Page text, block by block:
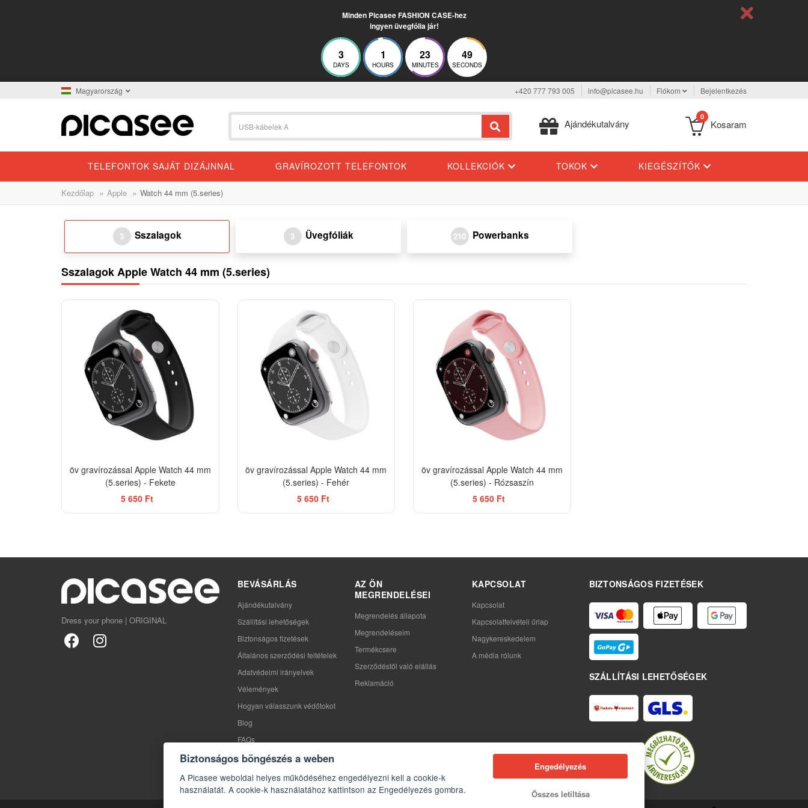
Minden Picasee FASHION CASE-hez
ingyen üvegfólia jár!
3
DAYS
1
HOURS
23
MINUTES
49
SECONDS
Magyarország +420 777 793 005 info@picasee.hu Fiókom Bejelentkezés
Ajándékutalvány
0
Kosaram
TELEFONTOK SAJÁT DIZÁJNNAL GRAVÍROZOTT TELEFONTOK KOLLEKCIÓK TOKOK KIEGÉSZÍTŐK
Kezdőlap » Apple » Watch 44 mm (5.series)
3 Sszalagok 3 Üvegfóliák 210 Powerbanks
Sszalagok Apple Watch 44 mm (5.series)
öv gravírozással Apple Watch 44 mm
(5.series) - Fekete
5 650 Ft
öv gravírozással Apple Watch 44 mm
(5.series) - Fehér
5 650 Ft
öv gravírozással Apple Watch 44 mm
(5.series) - Rózsaszín
5 650 Ft
Dress your phone | ORIGINAL
BIZTONSÁGOS FIZETÉSEK
SZÁLLÍTÁSI LEHETŐSÉGEK
BEVÁSÁRLÁS
Ajándékutalvány
Szállítási lehetőségek
Biztonságos fizetések
Általános szerződési feltételek
Adatvédelmi irányelvek
Vélemények
Hogyan válasszunk védőtokot
Blog
FAQs
AZ ÖN
MEGRENDELÉSEI
Megrendelés állapota
Megrendeléseim
Termékcsere
Szerződéstől való elállás
Reklamáció
KAPCSOLAT
Kapcsolat
Kapcsolatfelvételi űrlap
Nagykereskedelem
A média rólunk
Biztonságos böngészés a weben
A Picasee weboldal helyes működéséhez engedélyezni kell a cookie-k
használatát. A cookie-k használatához kattintson az Engedélyezés gombra.
Engedélyezés
Összes letiltása